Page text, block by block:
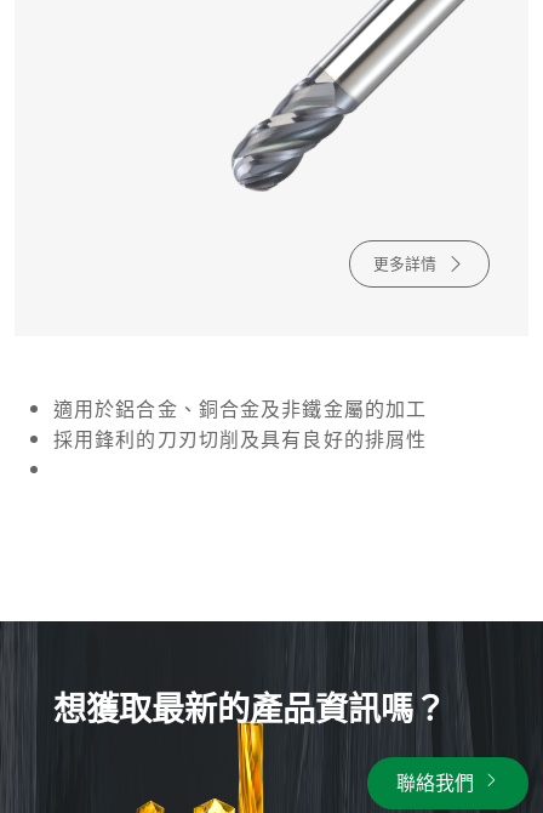
更多詳情
適用於鋁合金、銅合金及非鐵金屬的加工
採用鋒利的刀刃切削及具有良好的排屑性
想獲取最新的產品資訊嗎？
聯絡我們